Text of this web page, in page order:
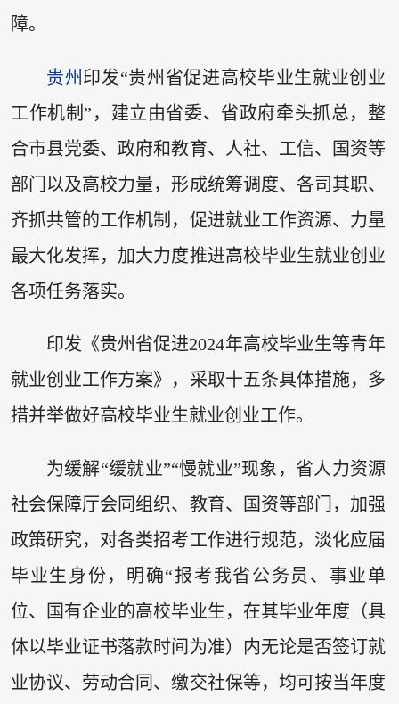
障。
贵州 印发“贵州省促进高校毕业生就业创业
工作机制”，建立由省委、省政府牵头抓总，整
合市县党委、政府和教育、人社、工信、国资等
部门以及高校力量，形成统筹调度、各司其职、
齐抓共管的工作机制，促进就业工作资源、力量
最大化发挥，加大力度推进高校毕业生就业创业
各项任务落实。
印发《贵州省促进2024年高校毕业生等青年
就业创业工作方案》，采取十五条具体措施，多
措并举做好高校毕业生就业创业工作。
为缓解“缓就业”“慢就业”现象，省人力资源
社会保障厅会同组织、教育、国资等部门，加强
政策研究，对各类招考工作进行规范，淡化应届
毕业生身份，明确“报考我省公务员、事业单
位、国有企业的高校毕业生，在其毕业年度（具
体以毕业证书落款时间为准）内无论是否签订就
业协议、劳动合同、缴交社保等，均可按当年度